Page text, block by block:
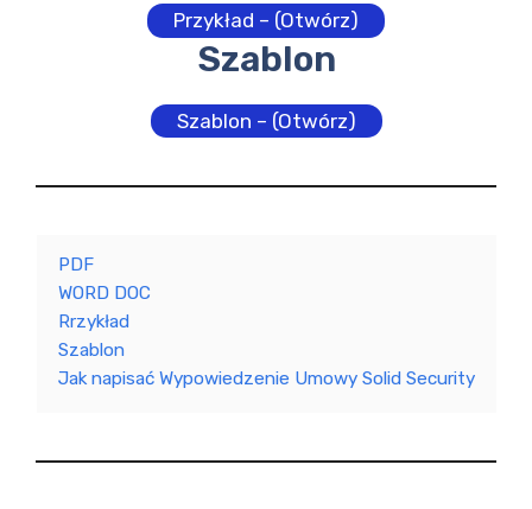
Przykład – (Otwórz)
Szablon
Szablon – (Otwórz)
PDF
WORD DOC
Rrzykład
Szablon
Jak napisać Wypowiedzenie Umowy Solid Security